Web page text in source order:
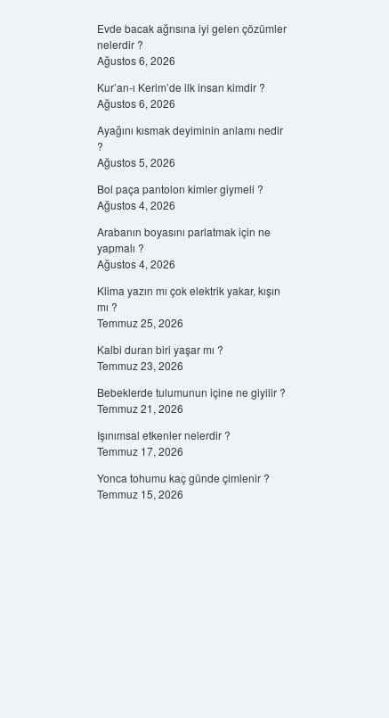
Evde bacak ağrısına iyi gelen çözümler
nelerdir ?
Ağustos 6, 2026
Kur’an-ı Kerim’de ilk insan kimdir ?
Ağustos 6, 2026
Ayağını kısmak deyiminin anlamı nedir
?
Ağustos 5, 2026
Bol paça pantolon kimler giymeli ?
Ağustos 4, 2026
Arabanın boyasını parlatmak için ne
yapmalı ?
Ağustos 4, 2026
Klima yazın mı çok elektrik yakar, kışın
mı ?
Temmuz 25, 2026
Kalbi duran biri yaşar mı ?
Temmuz 23, 2026
Bebeklerde tulumunun içine ne giyilir ?
Temmuz 21, 2026
Işınımsal etkenler nelerdir ?
Temmuz 17, 2026
Yonca tohumu kaç günde çimlenir ?
Temmuz 15, 2026